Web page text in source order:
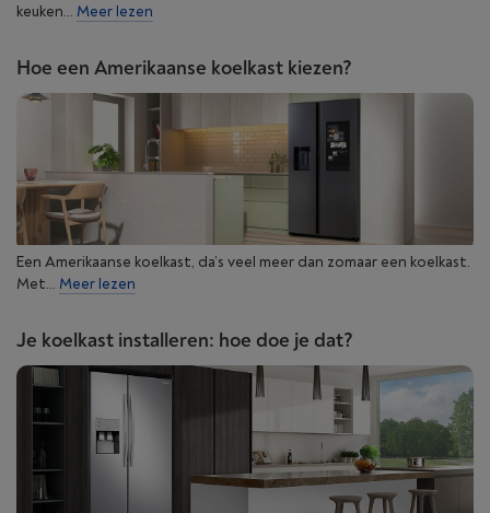
keuken... Meer lezen
Hoe een Amerikaanse koelkast kiezen?
Een Amerikaanse koelkast, da’s veel meer dan zomaar een koelkast.
Met... Meer lezen
Je koelkast installeren: hoe doe je dat?